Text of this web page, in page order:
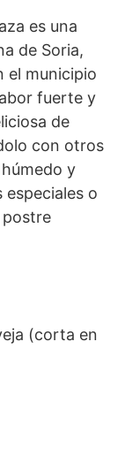
es una
de Soria,
el municipio
fuerte y
de
con otros
y
o
postre
(corta en